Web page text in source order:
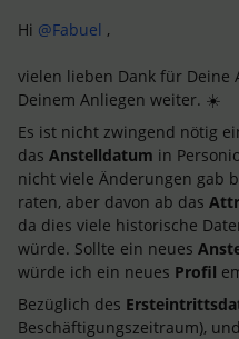
Hi @Fabuel ,
vielen lieben Dank für Deine
Deinem Anliegen weiter. ☀️
Es ist nicht zwingend nötig
das Anstelldatum in
nicht viele Änderungen gab
raten, aber davon ab das
da dies viele historische
würde. Sollte ein neues
würde ich ein neues Profil
Bezüglich des
Beschäftigungszeitraum), und